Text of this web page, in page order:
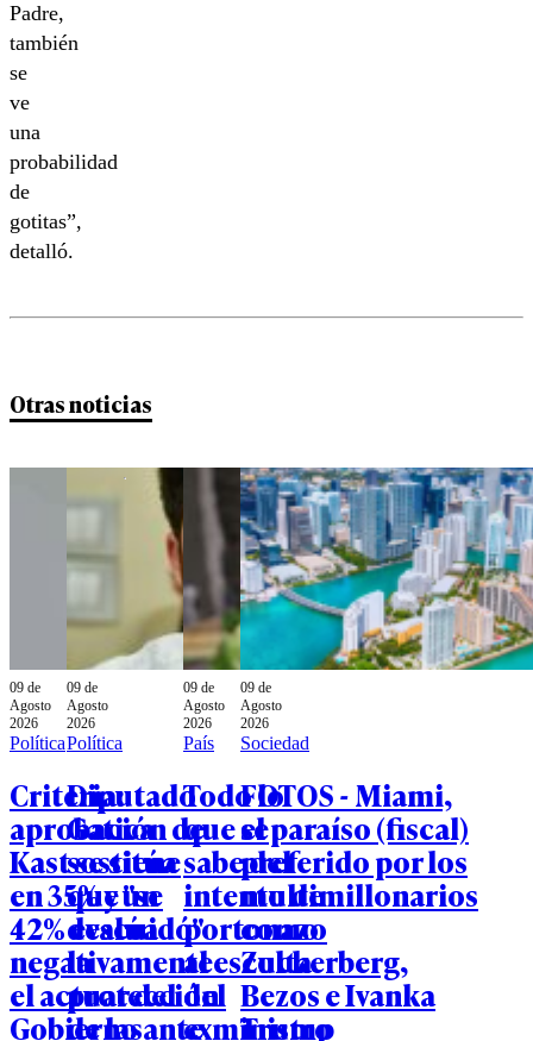
Padre,
también
se
ve
una
probabilidad
de
gotitas”,
detalló.
Otras noticias
09 de
Agosto
2026
Política
Criteria:
aprobación de
Kast se sitúa
en 35% y un
42% evalúa
negativamente
el actuar del
Gobierno ante
09 de
Agosto
2026
Política
Diputado
Gatica
sostiene
que "se
descuidó"
la
protección
de las
09 de
Agosto
2026
País
Todo lo
que se
sabe del
intento de
portonazo
al escolta
del
exministro
09 de
Agosto
2026
Sociedad
FOTOS - Miami,
el paraíso (fiscal)
preferido por los
multimillonarios
como
Zuckerberg,
Bezos e Ivanka
Trump